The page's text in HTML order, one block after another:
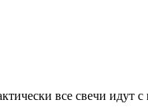
все свечи идут